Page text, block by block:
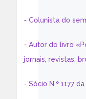
- Colunista do
- Autor do livro
jornais, revistas,
- Sócio N.º 1177